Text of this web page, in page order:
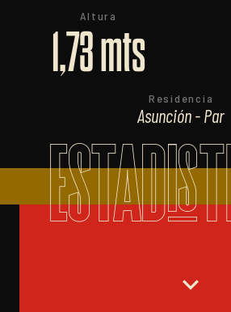
Altura
1,73 mts
Residencia
Asunción - Par
expand_more